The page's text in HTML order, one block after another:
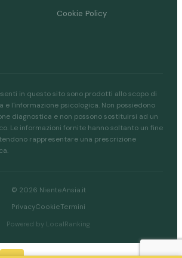
Cookie Policy
in questo sito sono prodotti allo scopo di
e l'informazione psicologica. Non possiedono
diagnostica e non possono sostituirsi ad un
Le informazioni fornite hanno soltanto un fine
rappresentare una prescrizione
© 2026 NienteAnsia.it
PrivacyCookieTermini
Powered by LocalRanking